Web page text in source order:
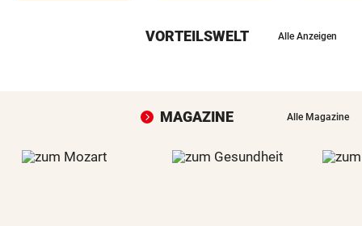
VORTEILSWELT Alle Anzeigen
MAGAZINE Alle Magazine